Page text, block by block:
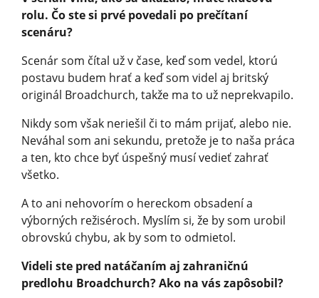
rolu. Čo ste si prvé povedali po prečítaní
scenáru?
Scenár som čítal už v čase, keď som vedel, ktorú
postavu budem hrať a keď som videl aj britský
originál Broadchurch, takže ma to už neprekvapilo.
Nikdy som však neriešil či to mám prijať, alebo nie.
Neváhal som ani sekundu, pretože je to naša práca
a ten, kto chce byť úspešný musí vedieť zahrať
všetko.
A to ani nehovorím o hereckom obsadení a
výborných režiséroch. Myslím si, že by som urobil
obrovskú chybu, ak by som to odmietol.
Videli ste pred natáčaním aj zahraničnú
predlohu Broadchurch? Ako na vás zapôsobil?